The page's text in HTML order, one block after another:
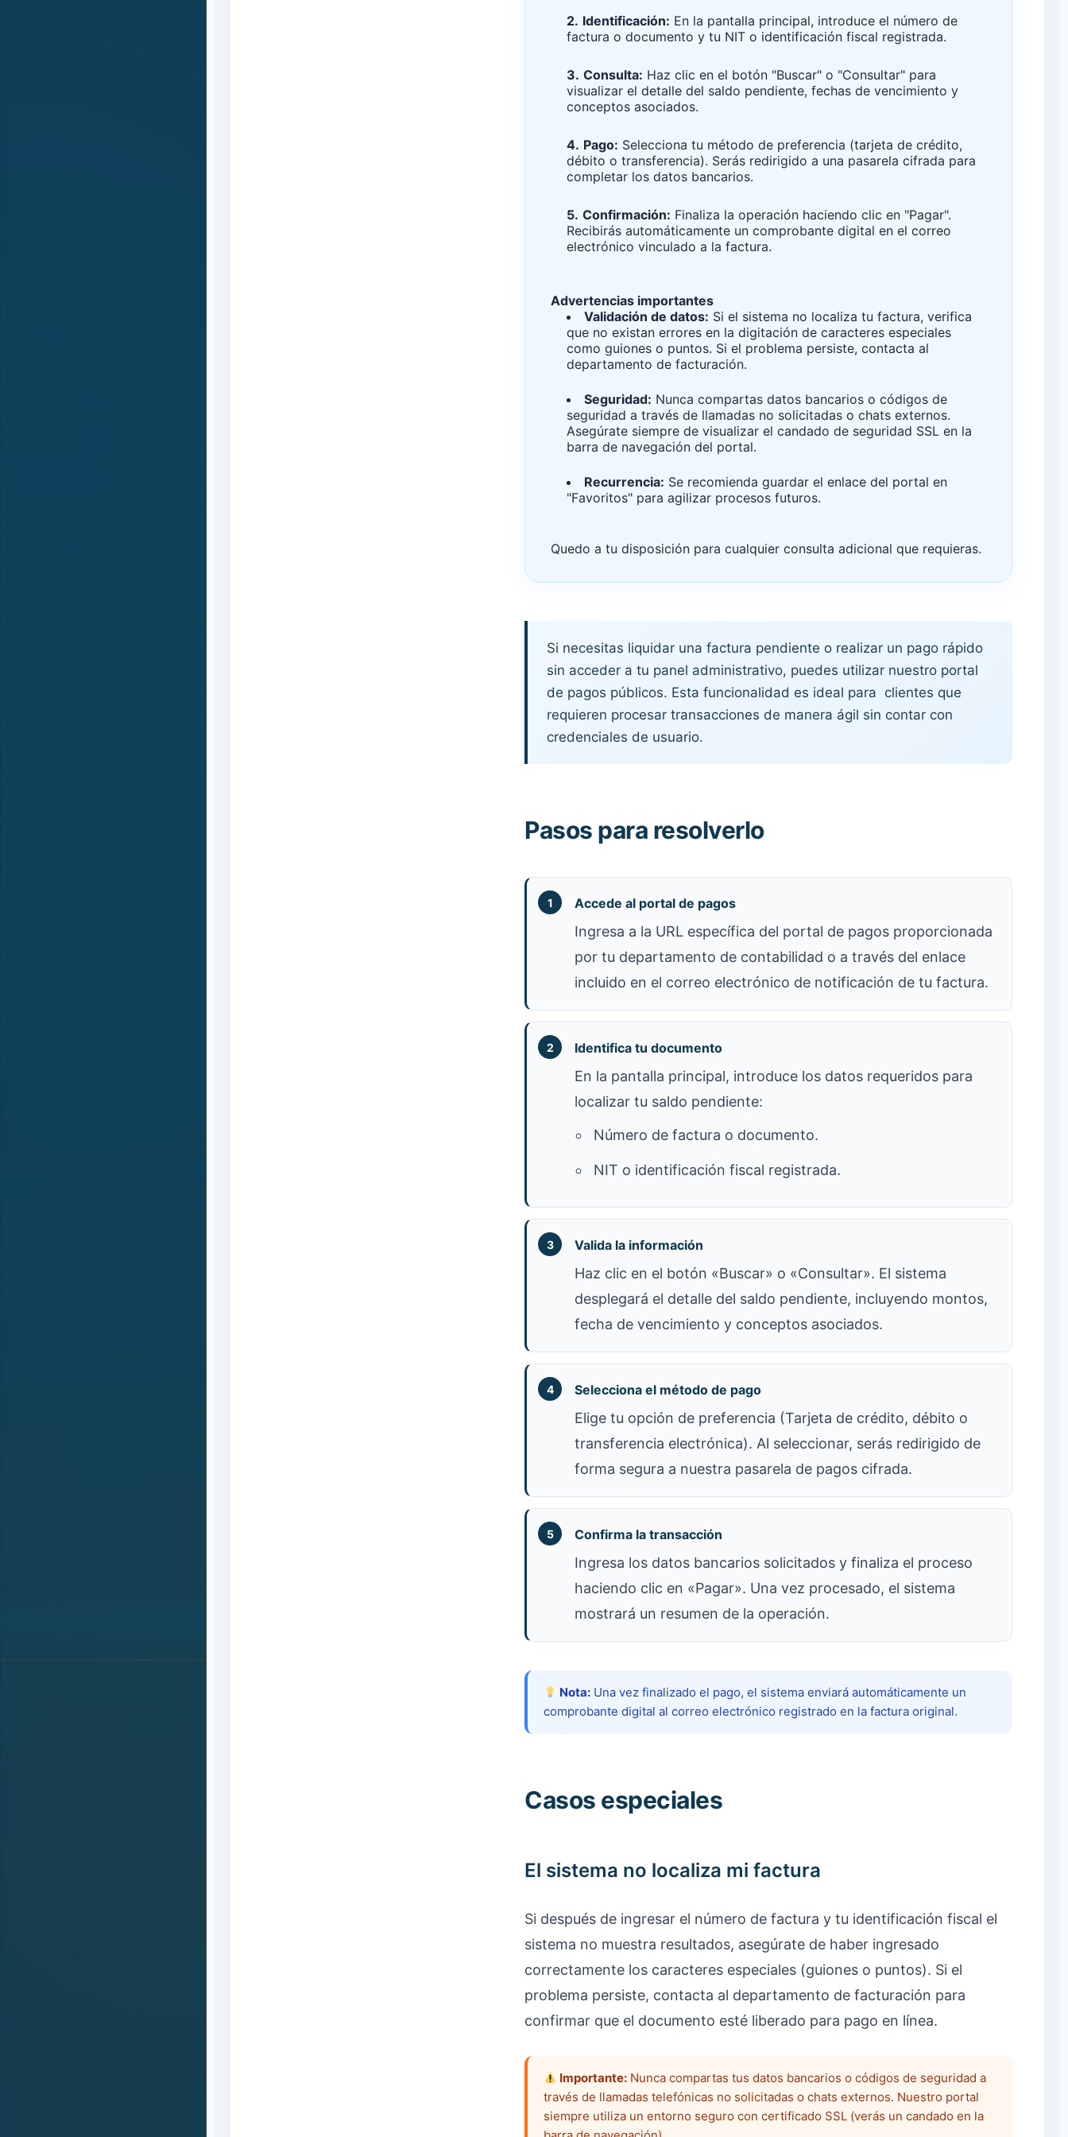
2. Identificación: En la pantalla principal, introduce el número de
factura o documento y tu NIT o identificación fiscal registrada.
3. Consulta: Haz clic en el botón "Buscar" o "Consultar" para
visualizar el detalle del saldo pendiente, fechas de vencimiento y
conceptos asociados.
4. Pago: Selecciona tu método de preferencia (tarjeta de crédito,
débito o transferencia). Serás redirigido a una pasarela cifrada para
completar los datos bancarios.
5. Confirmación: Finaliza la operación haciendo clic en "Pagar".
Recibirás automáticamente un comprobante digital en el correo
electrónico vinculado a la factura.
Advertencias importantes
Validación de datos: Si el sistema no localiza tu factura, verifica
que no existan errores en la digitación de caracteres especiales
como guiones o puntos. Si el problema persiste, contacta al
departamento de facturación.
Seguridad: Nunca compartas datos bancarios o códigos de
seguridad a través de llamadas no solicitadas o chats externos.
Asegúrate siempre de visualizar el candado de seguridad SSL en la
barra de navegación del portal.
Recurrencia: Se recomienda guardar el enlace del portal en
"Favoritos" para agilizar procesos futuros.
Quedo a tu disposición para cualquier consulta adicional que requieras.
Si necesitas liquidar una factura pendiente o realizar un pago rápido
sin acceder a tu panel administrativo, puedes utilizar nuestro portal
de pagos públicos. Esta funcionalidad es ideal para clientes que
requieren procesar transacciones de manera ágil sin contar con
credenciales de usuario.
Pasos para resolverlo
Accede al portal de pagos
Ingresa a la URL específica del portal de pagos proporcionada
por tu departamento de contabilidad o a través del enlace
incluido en el correo electrónico de notificación de tu factura.
Identifica tu documento
En la pantalla principal, introduce los datos requeridos para
localizar tu saldo pendiente:
Número de factura o documento.
NIT o identificación fiscal registrada.
Valida la información
Haz clic en el botón «Buscar» o «Consultar». El sistema
desplegará el detalle del saldo pendiente, incluyendo montos,
fecha de vencimiento y conceptos asociados.
Selecciona el método de pago
Elige tu opción de preferencia (Tarjeta de crédito, débito o
transferencia electrónica). Al seleccionar, serás redirigido de
forma segura a nuestra pasarela de pagos cifrada.
Confirma la transacción
Ingresa los datos bancarios solicitados y finaliza el proceso
haciendo clic en «Pagar». Una vez procesado, el sistema
mostrará un resumen de la operación.
Nota: Una vez finalizado el pago, el sistema enviará automáticamente un
comprobante digital al correo electrónico registrado en la factura original.
Casos especiales
El sistema no localiza mi factura
Si después de ingresar el número de factura y tu identificación fiscal el
sistema no muestra resultados, asegúrate de haber ingresado
correctamente los caracteres especiales (guiones o puntos). Si el
problema persiste, contacta al departamento de facturación para
confirmar que el documento esté liberado para pago en línea.
Importante: Nunca compartas tus datos bancarios o códigos de seguridad a
través de llamadas telefónicas no solicitadas o chats externos. Nuestro portal
siempre utiliza un entorno seguro con certificado SSL (verás un candado en la